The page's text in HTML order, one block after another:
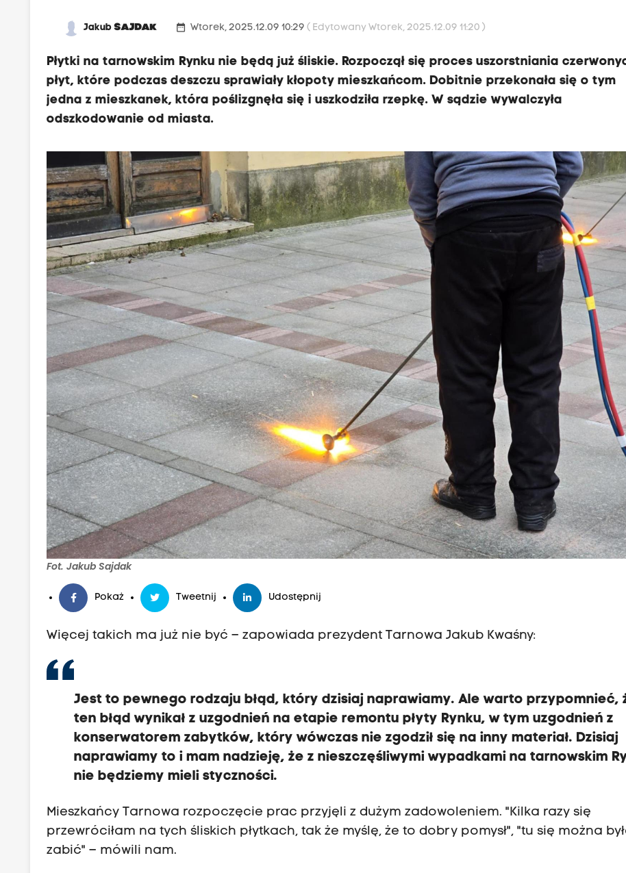
JakubSAJDAK date_range Wtorek, 2025.12.09 10:29( Edytowany Wtorek, 2025.12.09 11:20 )
Płytki na tarnowskim Rynku nie będą już śliskie. Rozpoczął się proces uszorstniania
płyt, które podczas deszczu sprawiały kłopoty mieszkańcom. Dobitnie przekonała się o tym
jedna z mieszkanek, która poślizgnęła się i uszkodziła rzepkę. W sądzie wywalczyła
odszkodowanie od miasta.
Fot. Jakub Sajdak
Pokaż Tweetnij Udostępnij
Więcej takich ma już nie być – zapowiada prezydent Tarnowa Jakub Kwaśny:
Jest to pewnego rodzaju błąd, który dzisiaj naprawiamy. Ale warto przypomnieć,
ten błąd wynikał z uzgodnień na etapie remontu płyty Rynku, w tym uzgodnień z
konserwatorem zabytków, który wówczas nie zgodził się na inny materiał. Dzisiaj
naprawiamy to i mam nadzieję, że z nieszczęśliwymi wypadkami na tarnowskim
nie będziemy mieli styczności.
Mieszkańcy Tarnowa rozpoczęcie prac przyjęli z dużym zadowoleniem. "Kilka razy się
przewróciłam na tych śliskich płytkach, tak że myślę, że to dobry pomysł", "tu się można
zabić" – mówili nam.